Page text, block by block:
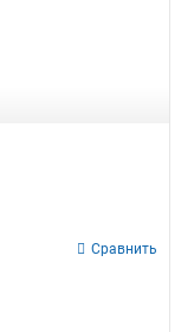
Сравнить